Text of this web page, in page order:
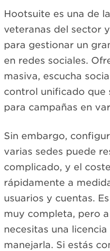
Hootsuite es una de
veteranas del sector
para gestionar un
en redes sociales.
masiva, escucha
control unificado que
para campañas en
Sin embargo,
varias sedes puede
complicado, y el
rápidamente a
usuarios y cuentas.
muy completa, pero
necesitas una
manejarla. Si estás